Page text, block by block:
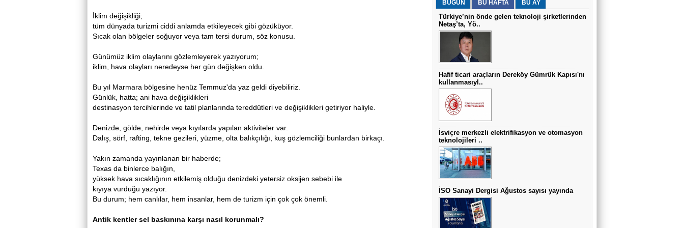
İklim değişikliği;
tüm dünyada turizmi ciddi anlamda etkileyecek gibi gözüküyor.
Sıcak olan bölgeler soğuyor veya tam tersi durum, söz konusu.
Günümüz iklim olaylarını gözlemleyerek yazıyorum;
iklim, hava olayları neredeyse her gün değişken oldu.
Bu yıl Marmara bölgesine henüz Temmuz'da yaz geldi diyebiliriz.
Günlük, hatta; ani hava değişiklikleri
destinasyon tercihlerinde ve tatil planlarında tereddütleri ve değişiklikleri getiriyor haliyle.
Denizde, gölde, nehirde veya kıyılarda yapılan aktiviteler var.
Dalış, sörf, rafting, tekne gezileri, yüzme, olta balıkçılığı, kuş gözlemciliği bunlardan birkaçı.
Yakın zamanda yayınlanan bir haberde;
Texas da binlerce balığın,
yüksek hava sıcaklığının etkilemiş olduğu denizdeki yetersiz oksijen sebebi ile
kıyıya vurduğu yazıyor.
Bu durum; hem canlılar, hem insanlar, hem de turizm için çok çok önemli.
Antik kentler sel baskınına karşı nasıl korunmalı?
Dopamin siteleri
Çetin ÜNSALAN
İşsizlik azaldı da…
BUGÜN BU HAFTA BU AY
Türkiye’nin önde gelen teknoloji şirketlerinden
Netaş’ta, Yö..
Hafif ticari araçların Dereköy Gümrük Kapısı'nı
kullanmasıyl..
İsviçre merkezli elektrifikasyon ve otomasyon
teknolojileri ..
İSO Sanayi Dergisi Ağustos sayısı yayında